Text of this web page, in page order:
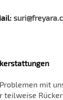
mit
teilweise